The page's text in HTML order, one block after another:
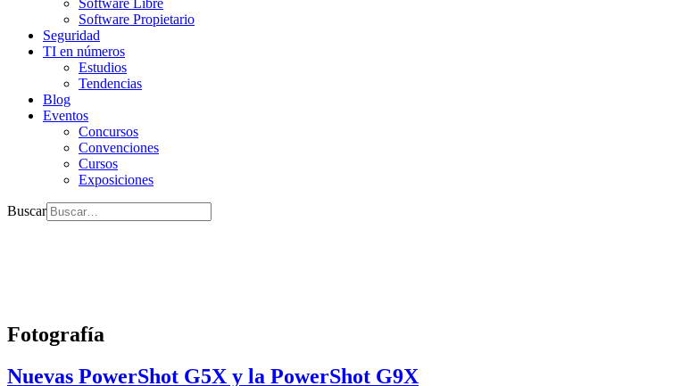
Software Libre
Software Propietario
Seguridad
TI en números
Estudios
Tendencias
Blog
Eventos
Concursos
Convenciones
Cursos
Exposiciones
Buscar
Fotografía
Nuevas PowerShot G5X y la PowerShot G9X